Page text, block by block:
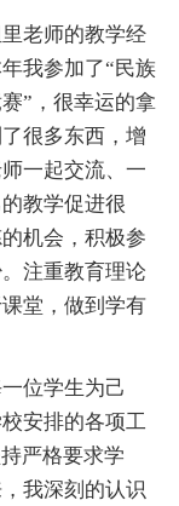
老师的教学经
我参加了“民族
”，很幸运的拿
很多东西，增
一起交流、一
教学促进很
机会，积极参
注重教育理论
堂，做到学有
位学生为己
安排的各项工
严格要求学
我深刻的认识